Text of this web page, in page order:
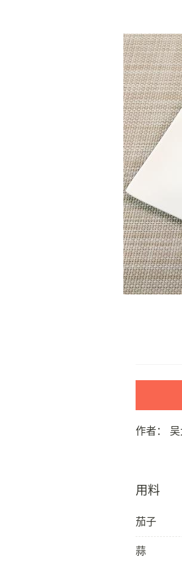
作者：
用料
茄子
蒜